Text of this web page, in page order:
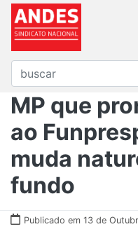
MP que
ao
muda
fundo
Publicado em 13 de